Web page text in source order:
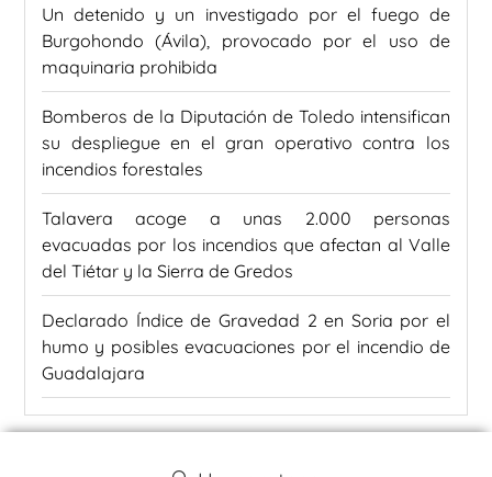
Un detenido y un investigado por el fuego de
Burgohondo (Ávila), provocado por el uso de
maquinaria prohibida
Bomberos de la Diputación de Toledo intensifican
su despliegue en el gran operativo contra los
incendios forestales
Talavera acoge a unas 2.000 personas
evacuadas por los incendios que afectan al Valle
del Tiétar y la Sierra de Gredos
Declarado Índice de Gravedad 2 en Soria por el
humo y posibles evacuaciones por el incendio de
Guadalajara